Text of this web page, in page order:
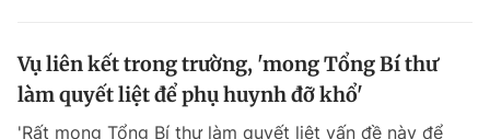
Vụ liên kết trong trường, 'mong Tổng Bí thư
làm quyết liệt để phụ huynh đỡ khổ'
'Rất mong Tổng Bí thư làm quyết liệt vấn đề này để